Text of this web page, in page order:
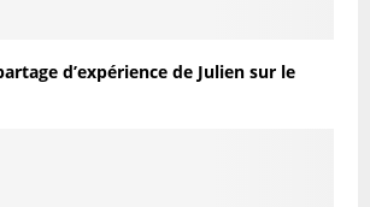
d’expérience de Julien sur le